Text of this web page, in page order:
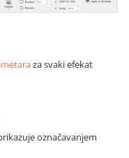
za svaki efekat
označavanjem